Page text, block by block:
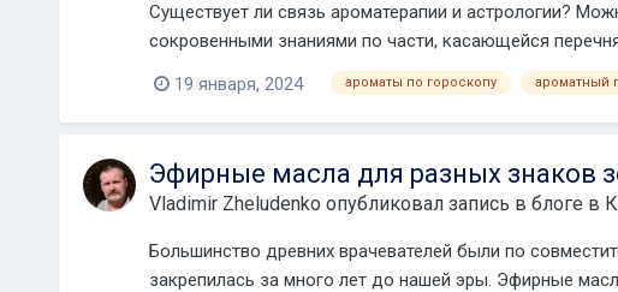
Существует ли связь ароматерапии и астрологии?
сокровенными знаниями по части, касающейся
19 января, 2024 ароматы по гороскопу ароматный
Эфирные масла для разных знаков
Vladimir Zheludenko опубликовал запись в блоге в
Большинство древних врачевателей были по
закрепилась за много лет до нашей эры. Эфирные